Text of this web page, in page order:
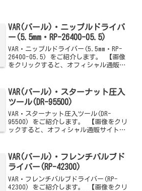
VAR(バール)・ニップルドライバ
ー(5.5mm・RP-26400-05.5)
VAR・ニップルドライバー(5.5mm・RP-
26400-05.5) をご紹介します。 【画像
をクリックすると、オフィシャル通販サ
VAR(バール)・スターナット圧入
ツール(DR-95500)
VAR・スターナット圧入ツール(DR-
95500) をご紹介します。 【画像をクリ
ックすると、オフィシャル通販サイトへ
VAR(バール)・フレンチバルブド
ライバー(RP-42300)
VAR・フレンチバルブドライバー(RP-
42300) をご紹介します。 【画像をクリ